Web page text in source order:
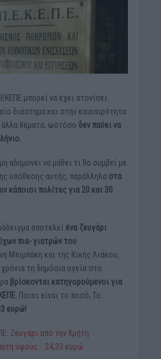
μπορεί να έχει ατονίσει
διάστημα και στην επικαιρότητα
άλλα θέματα, ωστόσο δεν παύει να
αδημονεί να μάθει τι θα συμβεί με
υπόθεσης αυτής, παράλληλα στα
κάποιοι πολίτες για 20 και 30
αποτελεί ένα ζευγάρι
πια- γιατρών του
Μπιμπάκη και της Κικής Λιάκου,
τη δημόσια υγεία στο
βρίσκονται κατηγορούμενοι για
Ποιοι είναι το ποσό; Το…
ευρώ!